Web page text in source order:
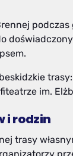
im.
i rodzin
trasy